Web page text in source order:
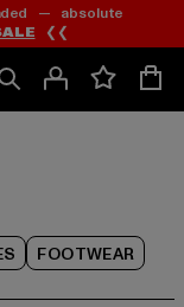
— absolute
❮❮
FOOTWEAR